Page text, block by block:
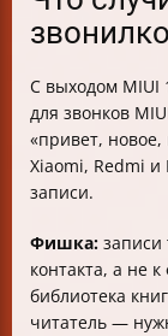
С выходом MIUI
для звонков
«привет,
Xiaomi, Redmi и
записи.
Фишка: записи
контакта, а не
библиотека
читатель —